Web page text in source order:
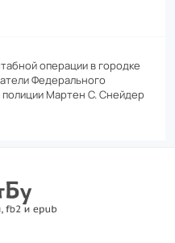
операции в городке
Феде­раль­ного
полиции Мартен С. Снейдер